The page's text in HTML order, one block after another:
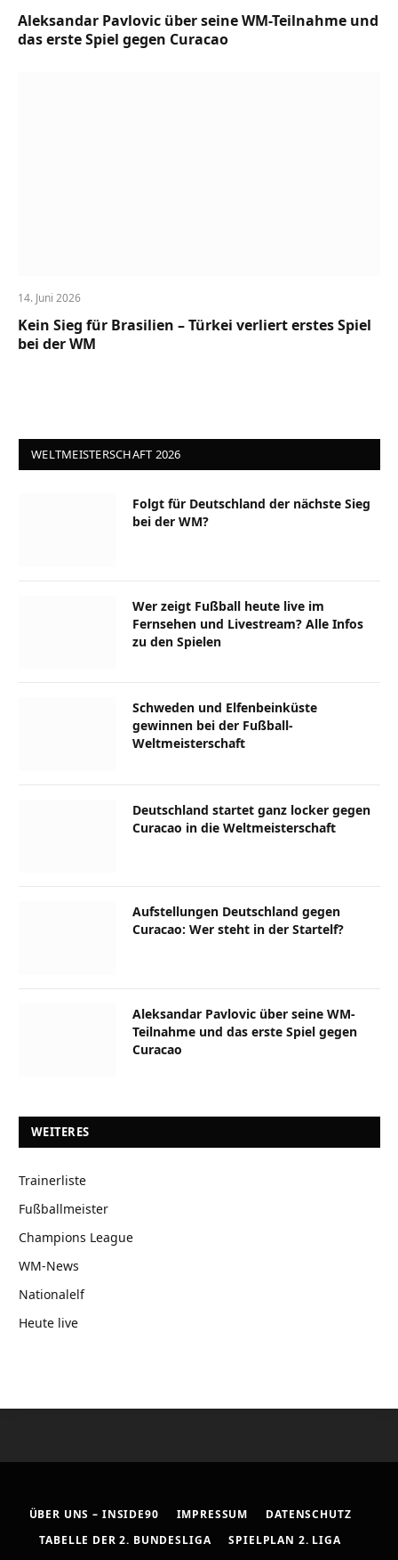
Aleksandar Pavlovic über seine WM-Teilnahme und
das erste Spiel gegen Curacao
14. Juni 2026
Kein Sieg für Brasilien – Türkei verliert erstes Spiel
bei der WM
WELTMEISTERSCHAFT 2026
Folgt für Deutschland der nächste Sieg
bei der WM?
Wer zeigt Fußball heute live im
Fernsehen und Livestream? Alle Infos
zu den Spielen
Schweden und Elfenbeinküste
gewinnen bei der Fußball-
Weltmeisterschaft
Deutschland startet ganz locker gegen
Curacao in die Weltmeisterschaft
Aufstellungen Deutschland gegen
Curacao: Wer steht in der Startelf?
Aleksandar Pavlovic über seine WM-
Teilnahme und das erste Spiel gegen
Curacao
WEITERES
Trainerliste
Fußballmeister
Champions League
WM-News
Nationalelf
Heute live
ÜBER UNS – INSIDE90 IMPRESSUM
DATENSCHUTZ
TABELLE DER 2. BUNDESLIGA
SPIELPLAN 2. LIGA